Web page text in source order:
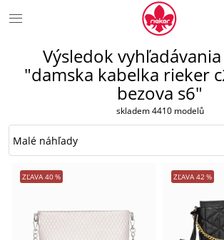
Výsledok
"damska kabelka rieker
bezova s6"
skladem 4410 modelů
ZĽAVA 40% ZĽAVA 42%